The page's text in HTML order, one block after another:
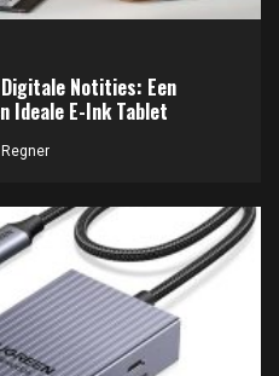
Notities: Een
Ideale E-Ink Tablet